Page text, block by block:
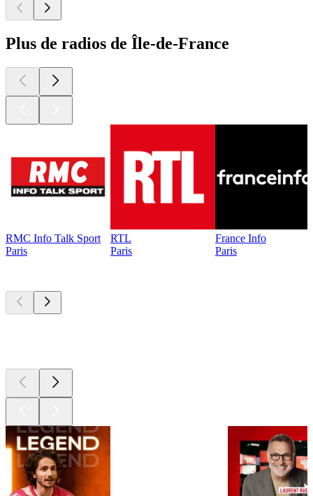
Plus de radios de Île-de-France
RMC Info Talk Sport
Paris
RTL
Paris
France Info
Paris